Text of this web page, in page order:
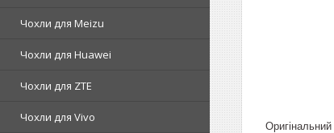
Чохли для Meizu
Чохли для Huawei
Чохли для ZTE
Чохли для Vivo
Оригінальний